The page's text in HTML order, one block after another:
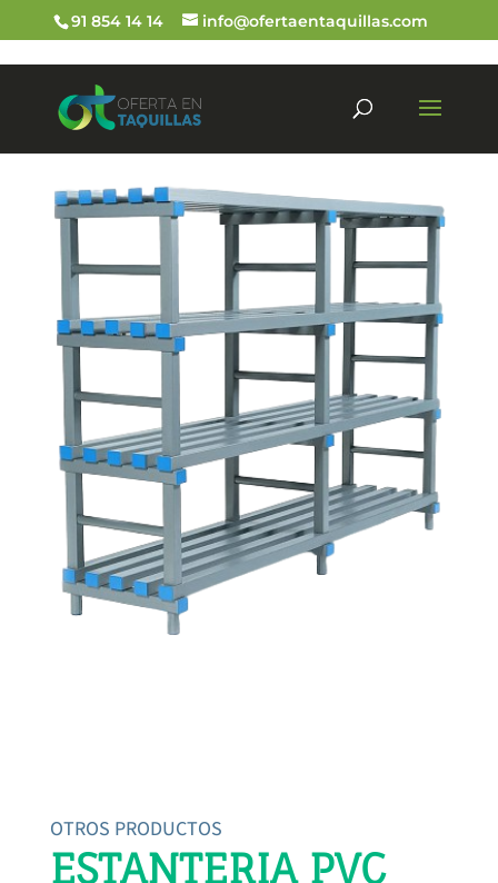
91 854 14 14 info@ofertaentaquillas.com
OTROS PRODUCTOS
ESTANTERIA PVC